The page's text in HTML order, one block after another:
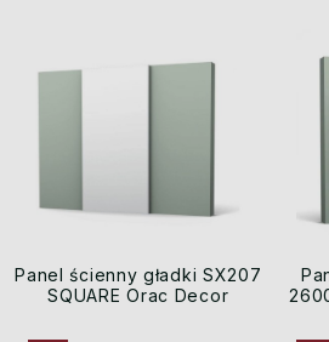
Panel ścienny gładki SX207
SQUARE Orac Decor